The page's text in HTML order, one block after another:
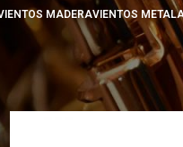
MADERAVIENTOS METAL
Inicio/ /Accesorios para